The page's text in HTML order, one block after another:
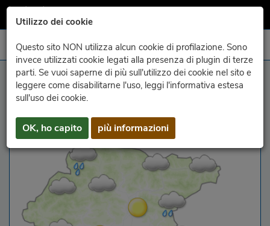
Utilizzo dei cookie
Questo sito NON utilizza alcun cookie di profilazione. Sono
invece utilizzati cookie legati alla presenza di plugin di terze
parti. Se vuoi saperne di più sull'utilizzo dei cookie nel sito e
leggere come disabilitarne l'uso, leggi l'informativa estesa
sull'uso dei cookie.
OK, ho capito più informazioni
ultimi dati